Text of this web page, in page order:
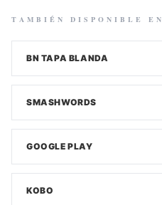
TAMBIÉN DISPONIBLE EN
BN TAPA BLANDA
SMASHWORDS
GOOGLE PLAY
KOBO